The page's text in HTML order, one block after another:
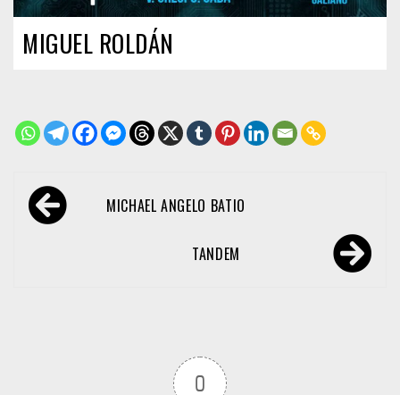
MIGUEL ROLDÁN
Navegación
de MICHAEL ANGELO BATIO
TANDEM
0